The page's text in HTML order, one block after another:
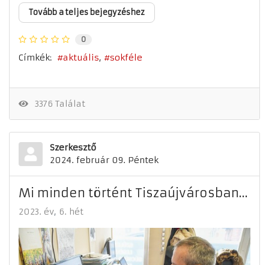
Tovább a teljes bejegyzéshez
0
Címkék: aktuális sokféle
3376 Találat
Szerkesztő
2024. február 09. Péntek
Mi minden történt Tiszaújvárosban…
2023. év 6. hét